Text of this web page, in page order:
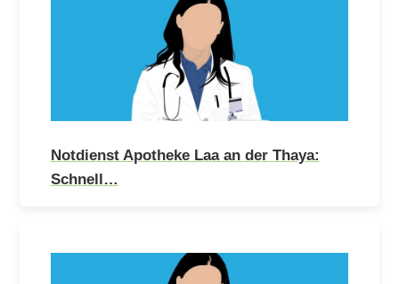
Notdienst Apotheke Laa an der Thaya:
Schnell…